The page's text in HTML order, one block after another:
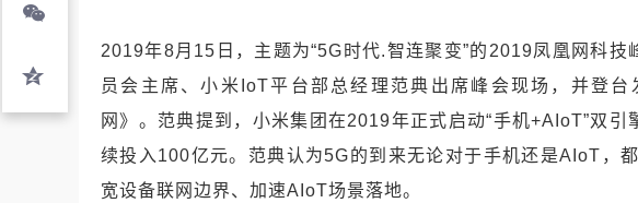
2019年8月15日，主题为“5G时代.智连聚变”的2019凤凰网科
员会主席、小米IoT平台部总经理范典出席峰会现场，并登
网》。范典提到，小米集团在2019年正式启动“手机+AIoT”双
续投入100亿元。范典认为5G的到来无论对于手机还是AIoT，
宽设备联网边界、加速AIoT场景落地。